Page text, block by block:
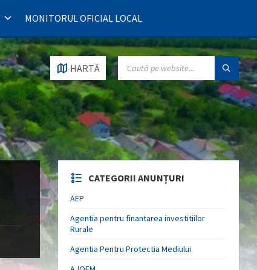
MONITORUL OFICIAL LOCAL
HARTĂ
SEARCH:
CATEGORII ANUNȚURI
AEP
Agentia pentru finantarea investitiilor
Rurale
Agentia Pentru Protectia Mediului